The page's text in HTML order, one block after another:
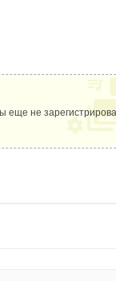
еще не